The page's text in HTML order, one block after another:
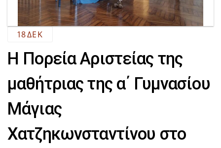
18ΔΕΚ
Η Πορεία Αριστείας της
μαθήτριας της α΄ Γυμνασίου
Μάγιας
Χατζηκωνσταντίνου στο